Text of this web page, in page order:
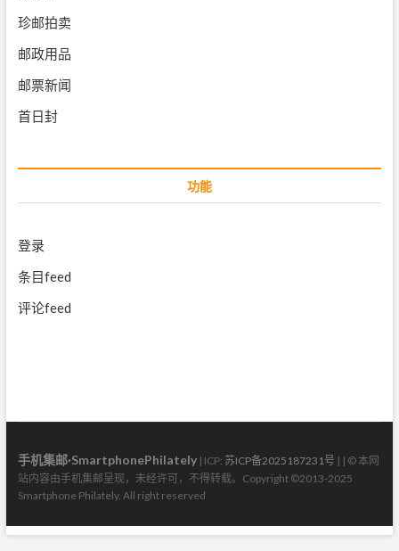
珍邮拍卖
邮政用品
邮票新闻
首日封
功能
登录
条目feed
评论feed
手机集邮·SmartphonePhilately| ICP: 苏ICP备2025187231号 | | © 本网
站内容由手机集邮呈现，未经许可，不得转载。Copyright ©2013-2025
Smartphone Philately. All right reserved